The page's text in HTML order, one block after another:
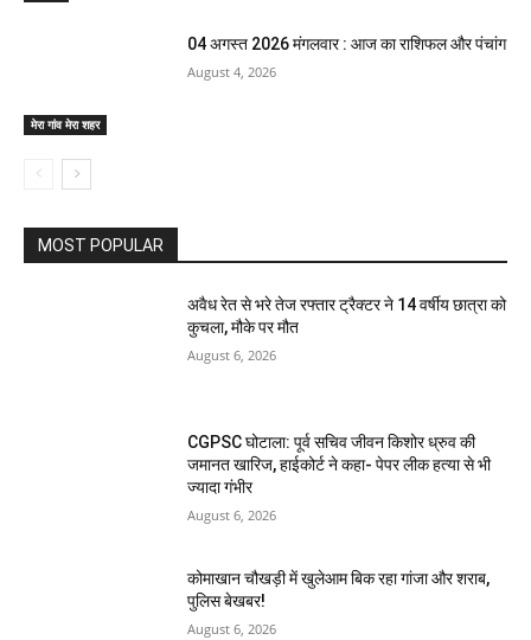
मेरा गांव मेरा शहर
04 अगस्त 2026 मंगलवार : आज का राशिफल और पंचांग
August 4, 2026
MOST POPULAR
अवैध रेत से भरे तेज रफ्तार ट्रैक्टर ने 14 वर्षीय छात्रा को
कुचला, मौके पर मौत
August 6, 2026
CGPSC घोटाला: पूर्व सचिव जीवन किशोर ध्रुव की
जमानत खारिज, हाईकोर्ट ने कहा- पेपर लीक हत्या से भी
ज्यादा गंभीर
August 6, 2026
कोमाखान चौखड़ी में खुलेआम बिक रहा गांजा और शराब,
पुलिस बेखबर!
August 6, 2026